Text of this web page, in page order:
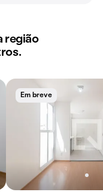
região
Em breve